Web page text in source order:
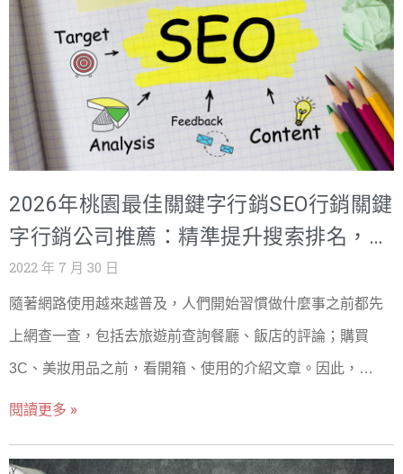
後推手。而SEO行銷指的是在內容中加入具備使用者搜尋意
圖的關鍵字，幫助網站提升搜尋排名進而增加流量的行銷方
式。 →進一步了解 集客式行銷SEO案例 集客式影片行銷怎
麼做? 集客式行銷所指的優質內容可不僅僅是包含「文
字」，「影音內容」也是其中一環。而影片行銷指的就是運
讓顧客留下深刻印象，原則跟內容行銷一樣，必須要提供顧
客有興趣的原創性內容與顧客產生共鳴。 →進一步了解 集客
式影片行銷案例 集客式行
字研究：了解使用者常搜尋的關鍵字，並將這些關鍵字巧妙
地融入網站的標題、內容、圖片描述等位置，以增加網站出
現在相關搜尋中的機會。 2. 網站結構優化：確保網站的結構
符合搜尋引擎的爬蟲規則，包含清晰的導航、快速的加載速
度、友好的用戶體驗，以及對行動裝置的支援。 3. 內容優
化：創建有價值、原創且相關性強的內容，滿足用戶的搜尋
需求。優質的內容不僅能吸引用戶，也會受到搜尋引擎的青
睞，提升排名。 4. 外部連結建立：高品質的外部連結（來自
本地SEO：針對區域性業務，進行本地SEO優化，例如註冊
2026年桃園最佳關鍵字行銷SEO行銷關鍵
字行銷公司推薦：精準提升搜索排名，讓
您的品牌在數位世界中脫穎而出
2022 年 7 月 30 日
隨著網路使用越來越普及，人們開始習慣做什麼事之前都先
上網查一查，包括去旅遊前查詢餐廳、飯店的評論；購買
3C、美妝用品之前，看開箱、使用的介紹文章。因此，
SEO（Service Engine Optimization），一種依據搜尋引擎規
以下為2025年桃園SEO行銷公司一覽： 延伸閱讀: 2026 台灣
閱讀更多 »